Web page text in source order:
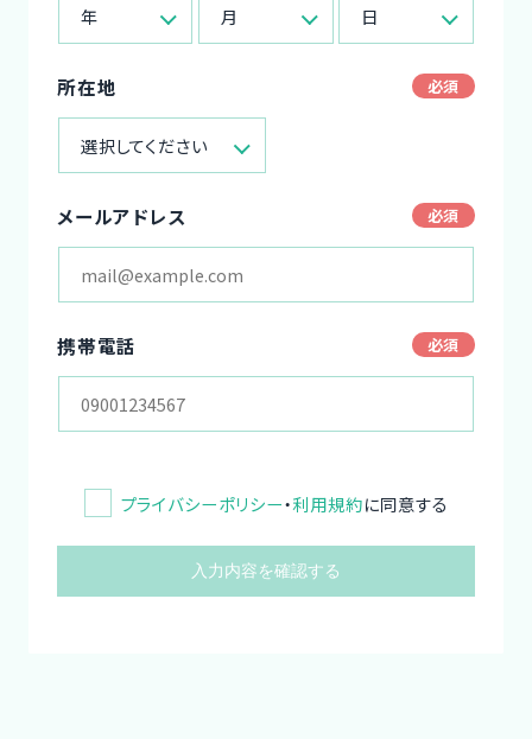
年 月 日
所在地
選択してください
メールアドレス
携帯電話
プライバシーポリシー・利用規約に同意する
入力内容を確認する